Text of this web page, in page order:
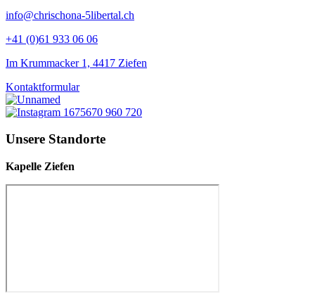
info@chrischona-5libertal.ch
+41 (0)61 933 06 06
Im Krummacker 1, 4417 Ziefen
Kontaktformular
Unsere Standorte
Kapelle Ziefen